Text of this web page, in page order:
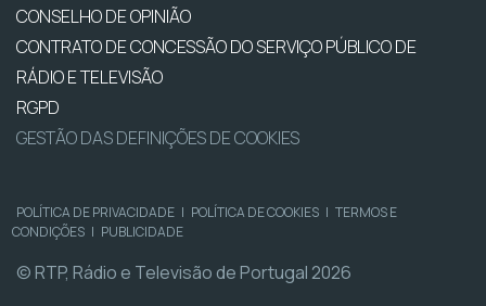
CONSELHO DE OPINIÃO
CONTRATO DE CONCESSÃO DO SERVIÇO PÚBLICO DE
RÁDIO E TELEVISÃO
RGPD
GESTÃO DAS DEFINIÇÕES DE COOKIES
POLÍTICA DE PRIVACIDADE | POLÍTICA DE COOKIES | TERMOS E
CONDIÇÕES | PUBLICIDADE
© RTP, Rádio e Televisão de Portugal 2026